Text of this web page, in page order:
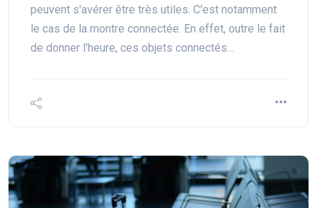
peuvent s'avérer être très utiles. C'est notamment
le cas de la montre connectée. En effet, outre le fait
de donner l'heure, ces objets connectés…